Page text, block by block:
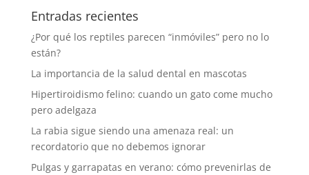
Entradas recientes
¿Por qué los reptiles parecen “inmóviles” pero no lo
están?
La importancia de la salud dental en mascotas
Hipertiroidismo felino: cuando un gato come mucho
pero adelgaza
La rabia sigue siendo una amenaza real: un
recordatorio que no debemos ignorar
Pulgas y garrapatas en verano: cómo prevenirlas de